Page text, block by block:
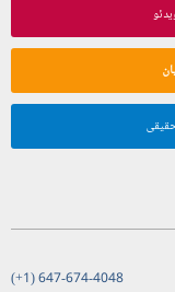
حقیقی
(+1) 647-674-4048